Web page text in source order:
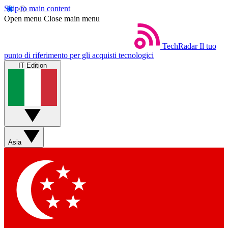
Skip to main content
Open menu Close main menu
TechRadar Il tuo
punto di riferimento per gli acquisti tecnologici
IT Edition
Asia